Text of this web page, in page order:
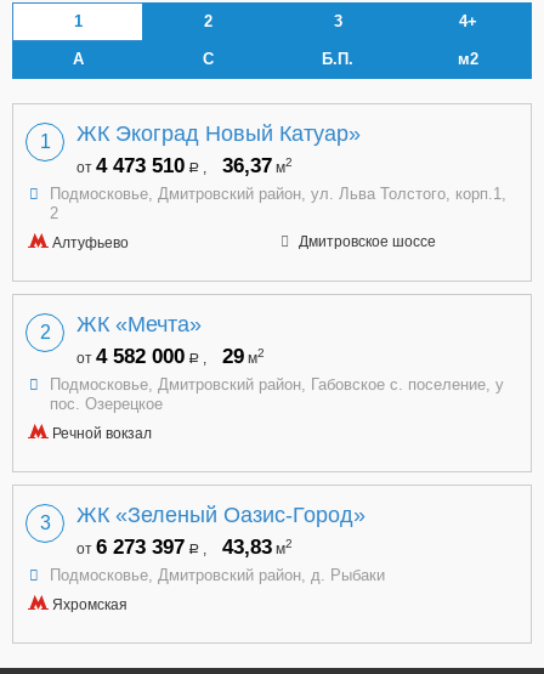
1 2 3 4+
А С Б.П. м2
1 ЖК Экоград Новый Катуар»
от 4 473 510 a , 36,37 м2
Подмосковье, Дмитровский район, ул. Льва Толстого, корп.1,
2
Алтуфьево Дмитровское шоссе
2 ЖК «Мечта»
от 4 582 000 a , 29 м2
Подмосковье, Дмитровский район, Габовское с. поселение, у
пос. Озерецкое
Речной вокзал
3 ЖК «Зеленый Оазис-Город»
от 6 273 397 a , 43,83 м2
Подмосковье, Дмитровский район, д. Рыбаки
Яхромская